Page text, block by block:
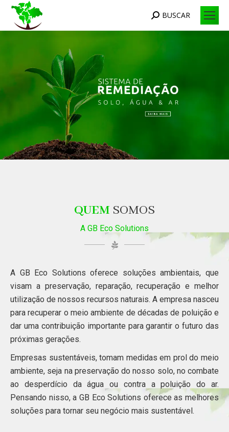
Search:
BUSCAR
QUEM SOMOS
A GB Eco Solutions
A GB Eco Solutions oferece soluções ambientais, que
visam a preservação, reparação, recuperação e melhor
utilização de nossos recursos naturais. A empresa nasceu
para recuperar o meio ambiente de décadas de poluição e
dar uma contribuição importante para garantir o futuro das
próximas gerações.
Empresas sustentáveis, tomam medidas em prol do meio
ambiente, seja na preservação do nosso solo, no combate
ao desperdício da água ou contra a poluição do ar.
Pensando nisso, a GB Eco Solutions oferece as melhores
soluções para tornar seu negócio mais sustentável.